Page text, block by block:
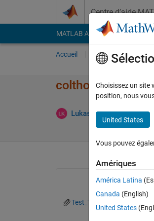
Centre d’aide
MATLAB Answers File
Accueil Poser une question
colthoid fitting
Lukas 7 Juin 2018 1
Test_Trajectory.m
Choisissez un site
position, nous
United States
Vous pouvez
Amériques
América Latina
Canada (English)
United States